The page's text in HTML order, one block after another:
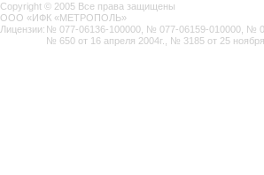
Copyright © 2005 Все права защищены
ООО «ИФК «МЕТРОПОЛЬ»
Лицензии: № 077-06136-100000, № 077-06159-010000, №
№ 650 от 16 апреля 2004г., № 3185 от 25